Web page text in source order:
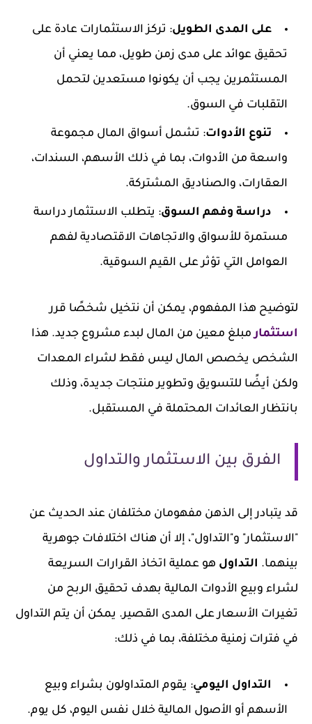
على المدى الطويل: تركز الاستثمارات عادة على
تحقيق عوائد على مدى زمن طويل، مما يعني أن
المستثمرين يجب أن يكونوا مستعدين لتحمل
التقلبات في السوق.
تنوع الأدوات: تشمل أسواق المال مجموعة
واسعة من الأدوات، بما في ذلك الأسهم، السندات،
العقارات، والصناديق المشتركة.
دراسة وفهم السوق: يتطلب الاستثمار دراسة
مستمرة للأسواق والاتجاهات الاقتصادية لفهم
العوامل التي تؤثر على القيم السوقية.
لتوضيح هذا المفهوم، يمكن أن نتخيل شخصًا قرر
استثمار مبلغ معين من المال لبدء مشروع جديد. هذا
الشخص يخصص المال ليس فقط لشراء المعدات
ولكن أيضًا للتسويق وتطوير منتجات جديدة، وذلك
بانتظار العائدات المحتملة في المستقبل.
الفرق بين الاستثمار والتداول
قد يتبادر إلى الذهن مفهومان مختلفان عند الحديث عن
"الاستثمار" و"التداول"، إلا أن هناك اختلافات جوهرية
بينهما. التداول هو عملية اتخاذ القرارات السريعة
لشراء وبيع الأدوات المالية بهدف تحقيق الربح من
تغيرات الأسعار على المدى القصير. يمكن أن يتم التداول
في فترات زمنية مختلفة، بما في ذلك:
التداول اليومي: يقوم المتداولون بشراء وبيع
الأسهم أو الأصول المالية خلال نفس اليوم، كل يوم.